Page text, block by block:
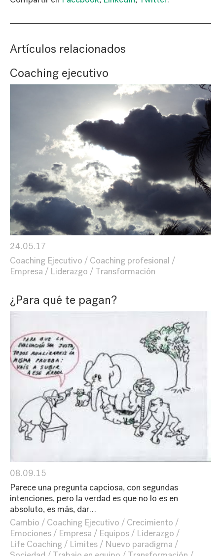
Artículos relacionados
Coaching ejecutivo
24.05.17
Coaching Ejecutivo
Coaching profesional
Empresa
Liderazgo Transformación
¿Para qué te pagan?
08.09.15
Parece una pregunta capciosa, con segundas
intenciones, pero la verdad es que no lo es en
absoluto, es más, dar…
Cambio
Coaching Ejecutivo
Crecimiento
Emociones
Empresa Equipos
Liderazgo
Life Coaching
Límites
Nuevo paradigma